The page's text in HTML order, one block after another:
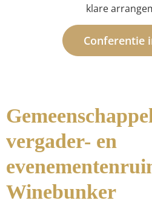
klare
Conferentie
vergader- en
Winebunker